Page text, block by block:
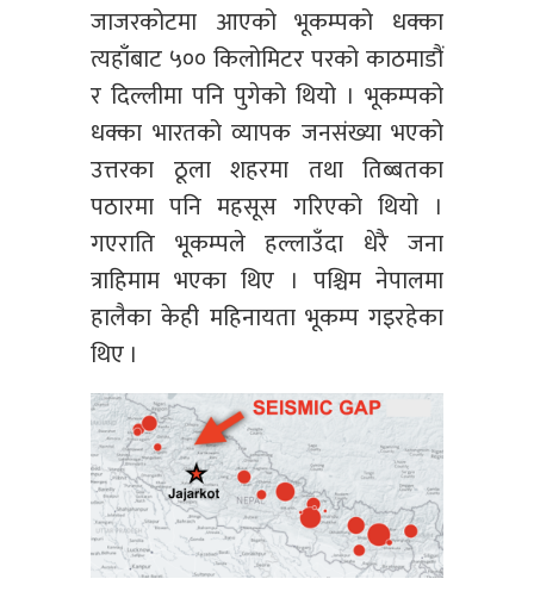
जाजरकोटमा आएको भूकम्पको धक्का
त्यहाँबाट ५०० किलोमिटर परको काठमाडौं
र दिल्लीमा पनि पुगेको थियो । भूकम्पको
धक्का भारतको व्यापक जनसंख्या भएको
उत्तरका ठूला शहरमा तथा तिब्बतका
पठारमा पनि महसूस गरिएको थियो ।
गएराति भूकम्पले हल्लाउँदा धेरै जना
त्राहिमाम भएका थिए । पश्चिम नेपालमा
हालैका केही महिनायता भूकम्प गइरहेका
थिए ।